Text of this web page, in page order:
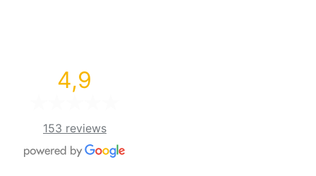
4,9
153 reviews